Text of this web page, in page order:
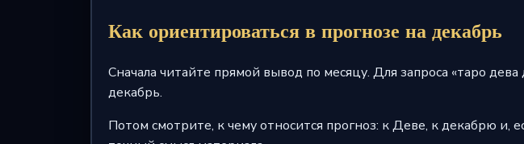
Как ориентироваться в прогнозе на декабрь
Сначала читайте прямой вывод по месяцу. Для запроса «таро
декабрь.
Потом смотрите, к чему относится прогноз: к Деве, к декабрю и,